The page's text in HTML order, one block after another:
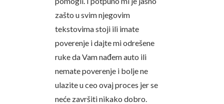
zašto u svim njegovim
tekstovima stoji ili imate
poverenje i dajte mi odrešene
ruke da Vam nađem auto ili
nemate poverenje i bolje ne
ulazite u ceo ovaj proces jer se
neće završiti nikako dobro.